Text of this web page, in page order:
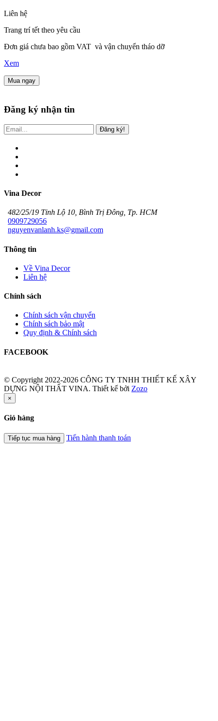
Liên hệ
Trang trí tết theo yêu cầu
Đơn giá chưa bao gồm VAT và vận chuyển tháo dỡ
Xem
Mua ngay
Đăng ký nhận tin
Đăng ký!
Vina Decor
482/25/19 Tỉnh Lộ 10, Bình Trị Đông, Tp. HCM
0909729056
nguyenvanlanh.ks@gmail.com
Thông tin
Về Vina Decor
Liên hệ
Chính sách
Chính sách vận chuyển
Chính sách bảo mật
Quy định & Chính sách
FACEBOOK
© Copyright 2022-2026 CÔNG TY TNHH THIẾT KẾ XÂY
DỰNG NỘI THẤT VINA. Thiết kế bởi Zozo
×
Giỏ hàng
Tiếp tục mua hàng Tiến hành thanh toán